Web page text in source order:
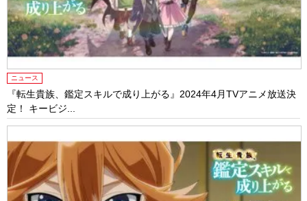
ニュース
『転生貴族、鑑定スキルで成り上がる』2024年4月TVアニメ放送決
定！ キービジ...